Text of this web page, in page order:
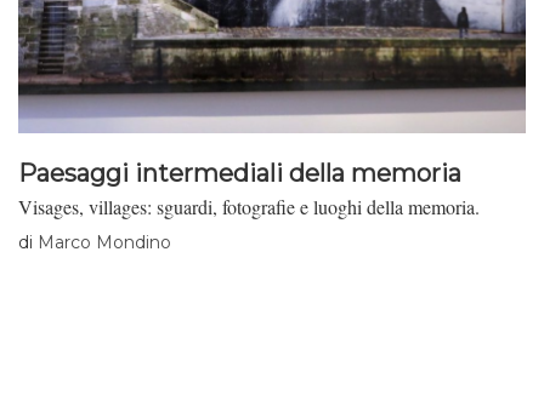
Paesaggi intermediali della memoria
Visages, villages: sguardi, fotografie e luoghi della memoria.
di Marco Mondino